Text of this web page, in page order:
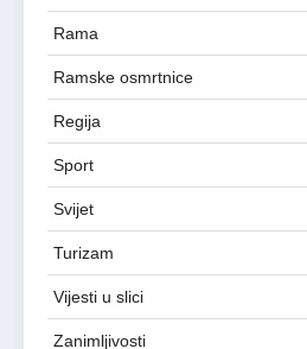
Rama
Ramske osmrtnice
Regija
Sport
Svijet
Turizam
Vijesti u slici
Zanimljivosti